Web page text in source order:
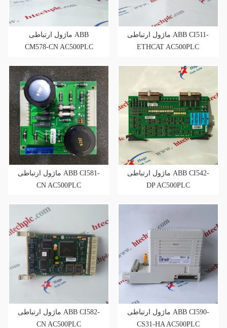
ماژول ارتباطی ABB
CM578-CN AC500PLC
ماژول ارتباطی ABB CI511-
ETHCAT AC500PLC
ماژول ارتباطی ABB CI581-
CN AC500PLC
ماژول ارتباطی ABB CI542-
DP AC500PLC
ماژول ارتباطی ABB CI582-
CN AC500PLC
ماژول ارتباطی ABB CI590-
CS31-HA AC500PLC